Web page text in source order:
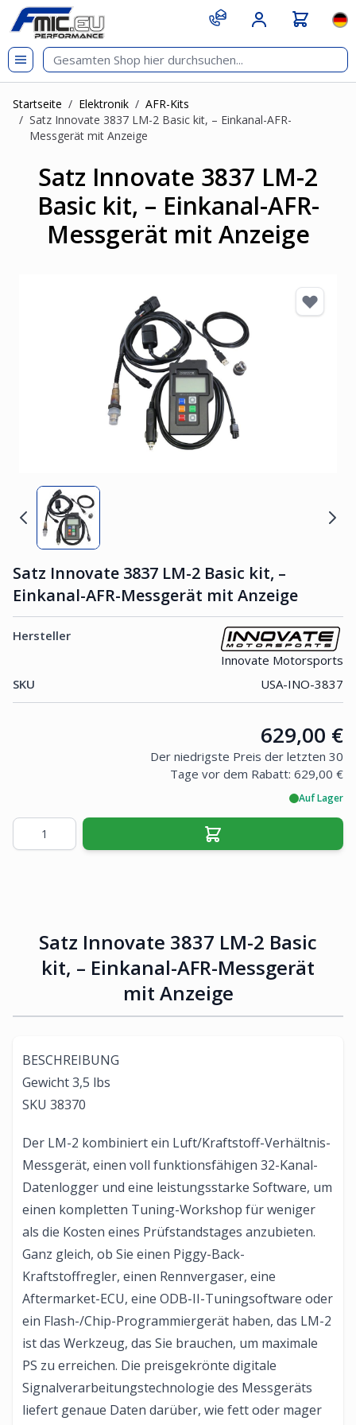
Zum Inhalt springen
git s
Startseite / Elektronik / AFR-Kits
/ Satz Innovate 3837 LM-2 Basic kit, – Einkanal-AFR-
Messgerät mit Anzeige
Satz Innovate 3837 LM-2
Basic kit, – Einkanal-AFR-
Messgerät mit Anzeige
Satz Innovate 3837 LM-2 Basic kit, –
Einkanal-AFR-Messgerät mit Anzeige
Hersteller
Innovate Motorsports
SKU
USA-INO-3837
Price:
629,00 €
Der niedrigste Preis der letzten 30
Tage vor dem Rabatt: 629,00 €
Auf Lager
Menge
Satz Innovate 3837 LM-2 Basic
kit, – Einkanal-AFR-Messgerät
mit Anzeige
BESCHREIBUNG
Gewicht 3,5 lbs
SKU 38370
Der LM-2 kombiniert ein Luft/Kraftstoff-Verhältnis-
Messgerät, einen voll funktionsfähigen 32-Kanal-
Datenlogger und eine leistungsstarke Software, um
einen kompletten Tuning-Workshop für weniger
als die Kosten eines Prüfstandstages anzubieten.
Ganz gleich, ob Sie einen Piggy-Back-
Kraftstoffregler, einen Rennvergaser, eine
Aftermarket-ECU, eine ODB-II-Tuningsoftware oder
ein Flash-/Chip-Programmiergerät haben, das LM-2
ist das Werkzeug, das Sie brauchen, um maximale
PS zu erreichen. Die preisgekrönte digitale
Signalverarbeitungstechnologie des Messgeräts
liefert genaue Daten darüber, wie fett oder mager